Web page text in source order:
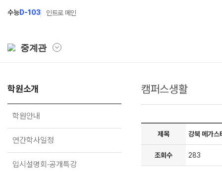
수능D-103 인트로 메인
중계관
학원소개
학원안내
연간학사일정
캠퍼스생활
N Class
2027 파이널 정규반
2027 N수 정규반
2027 반수반
학원소개
학원안내
연간학사일정
입시설명회·공개특강
캠퍼스생활
제목 강북 메가스
조회수 283